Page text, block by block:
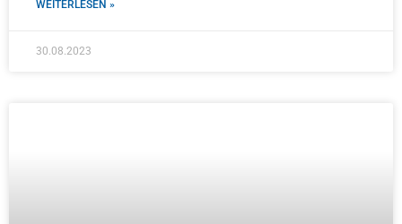
WEITERLESEN »
30.08.2023